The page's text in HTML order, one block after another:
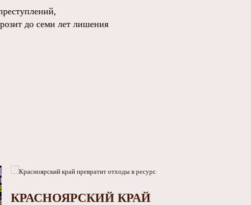
до семи лет лишения
КРАСНОЯРСКИЙ КРАЙ